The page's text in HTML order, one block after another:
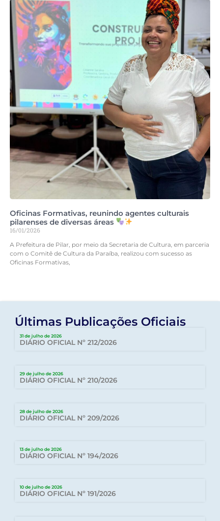
Oficinas Formativas, reunindo agentes culturais
pilarenses de diversas áreas
16/01/2026
A Prefeitura de Pilar, por meio da Secretaria de Cultura, em parceria
com o Comitê de Cultura da Paraíba, realizou com sucesso as
Oficinas Formativas,
Últimas Publicações Oficiais
31 de julho de 2026
DIÁRIO OFICIAL Nº 212/2026
29 de julho de 2026
DIÁRIO OFICIAL Nº 210/2026
28 de julho de 2026
DIÁRIO OFICIAL Nº 209/2026
13 de julho de 2026
DIÁRIO OFICIAL Nº 194/2026
10 de julho de 2026
DIÁRIO OFICIAL Nº 191/2026